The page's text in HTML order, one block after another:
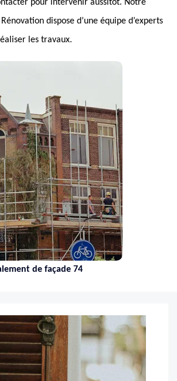
pour intervenir aussitôt. Notre
dispose d’une équipe d’experts
les travaux.
de façade 74